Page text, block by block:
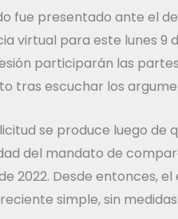
fue presentado ante el
virtual para este lunes 9
participarán las
tras escuchar los
se produce luego de
del mandato de
2022. Desde entonces,
simple, sin